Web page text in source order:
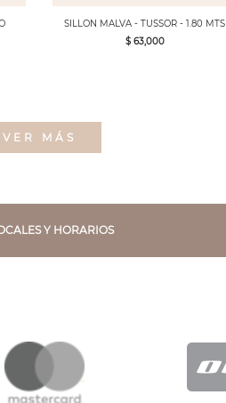
SILLON MALVA - TUSSOR - 1.80 MTS
$ 63,000
VER MÁS
Y HORARIOS